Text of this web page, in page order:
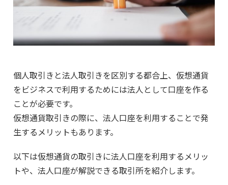
個人取引きと法人取引きを区別する都合上、仮想通貨
をビジネスで利用するためには法人として口座を作る
ことが必要です。
仮想通貨取引きの際に、法人口座を利用することで発
生するメリットもあります。
以下は仮想通貨の取引きに法人口座を利用するメリッ
トや、法人口座が解説できる取引所を紹介します。